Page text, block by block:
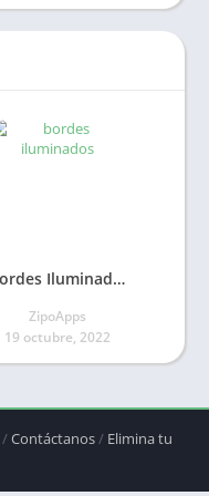
Bordes Iluminados
ZipoApps
19 octubre, 2022
/Contáctanos / Elimina tu